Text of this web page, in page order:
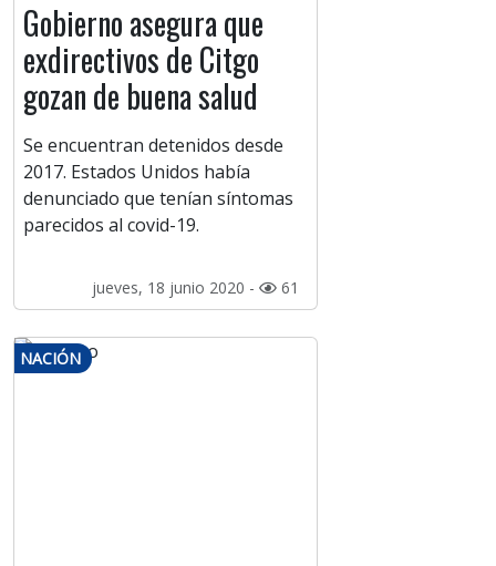
Gobierno asegura que
exdirectivos de Citgo
gozan de buena salud
Se encuentran detenidos desde
2017. Estados Unidos había
denunciado que tenían síntomas
parecidos al covid-19.
jueves, 18 junio 2020 - 61
NACIÓN